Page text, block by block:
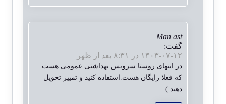
Man ast
گفت:
۱۴۰۳-۰۷-۱۲ در ۸:۳۱ بعد از ظهر
در انتهای روستا سرویس بهداشتی عمومی هست
که فعلا رایگان هست.استفاده کنید و تمییز تحویل
دهید:)